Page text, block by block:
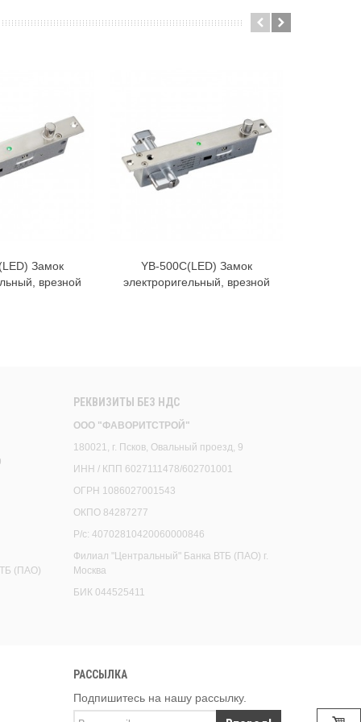
корзинуЗамок
врезной
В корзину
YB-500C(LED) Замок
электроригельный, врезной
(ПАО)
РЕКВИЗИТЫ БЕЗ НДС
ООО "ФАВОРИТСТРОЙ"
180021, г. Псков, Овальный проезд, 9
ИНН / КПП 6027111478/602701001
ОГРН 1086027001543
ОКПО 84287277
Р/с: 40702810420060000846
Филиал "Центральный" Банка ВТБ (ПАО) г.
Москва
БИК 044525411
РАССЫЛКА
Подпишитесь на нашу рассылку.